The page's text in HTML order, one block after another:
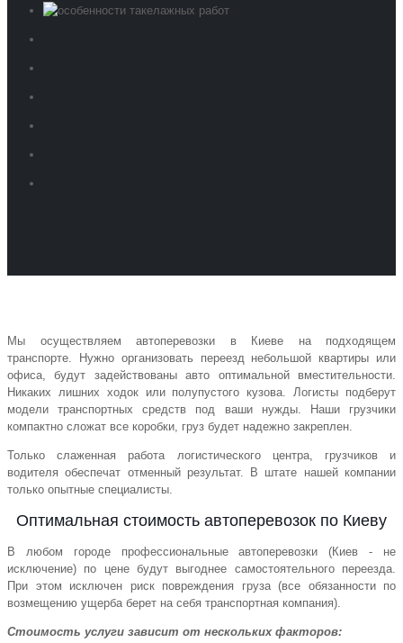
Мы осуществляем автоперевозки в Киеве на подходящем
транспорте. Нужно организовать переезд небольшой квартиры или
офиса, будут задействованы авто оптимальной вместительности.
Никаких лишних ходок или полупустого кузова. Логисты подберут
модели транспортных средств под ваши нужды. Наши грузчики
компактно сложат все коробки, груз будет надежно закреплен.
Только слаженная работа логистического центра, грузчиков и
водителя обеспечат отменный результат. В штате нашей компании
только опытные специалисты.
Оптимальная стоимость автоперевозок по Киеву
В любом городе профессиональные автоперевозки (Киев - не
исключение) по цене будут выгоднее самостоятельного переезда.
При этом исключен риск повреждения груза (все обязанности по
возмещению ущерба берет на себя транспортная компания).
Стоимость услуги зависит от нескольких факторов: